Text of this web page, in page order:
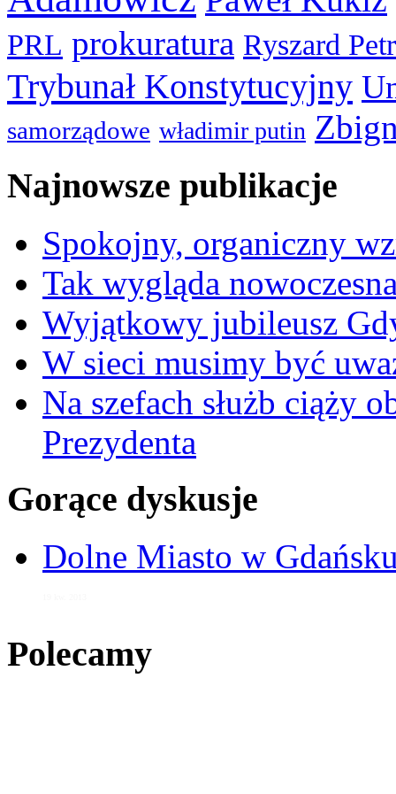
PRL prokuratura Ryszard
Trybunał Konstytucyjny
samorządowe władimir putin
Najnowsze publikacje
Spokojny, organiczny
Tak wygląda
Wyjątkowy jubileusz
W sieci musimy być
Na szefach służb ciąży
Prezydenta
Gorące dyskusje
Dolne Miasto w
Polecamy